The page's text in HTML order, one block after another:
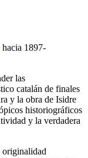
hacia 1897-
las
catalán de finales
y la obra de Isidre
historiográficos
y la verdadera
originalidad